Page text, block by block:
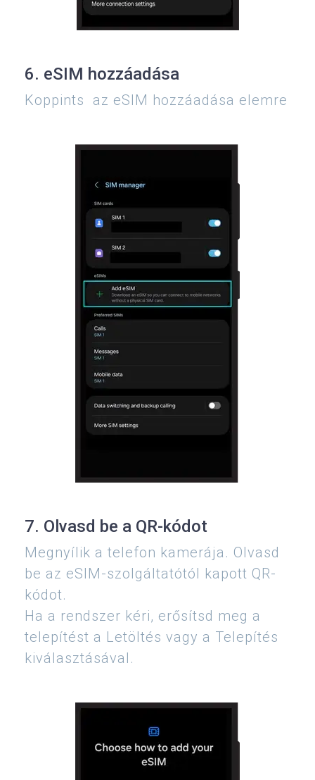
6. eSIM hozzáadása
Koppints az eSIM hozzáadása elemre
7. Olvasd be a QR-kódot
Megnyílik a telefon kamerája. Olvasd
be az eSIM-szolgáltatótól kapott QR-
kódot.
Ha a rendszer kéri, erősítsd meg a
telepítést a Letöltés vagy a Telepítés
kiválasztásával.